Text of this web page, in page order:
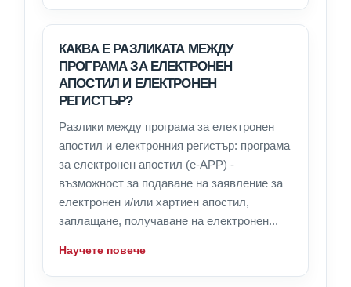
КАКВА Е РАЗЛИКАТА МЕЖДУ
ПРОГРАМА ЗА ЕЛЕКТРОНЕН
АПОСТИЛ И ЕЛЕКТРОНЕН
РЕГИСТЪР?
Разлики между програма за електронен
апостил и електронния регистър: програма
за електронен апостил (e-APP) -
възможност за подаване на заявление за
електронен и/или хартиен апостил,
заплащане, получаване на електронен...
Научете повече